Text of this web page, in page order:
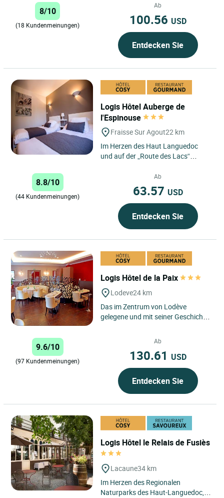
8/10
(18 Kundenmeinungen)
Ab
100.56 USD
Entdecken Sie
Logis Hôtel Auberge de
l'Espinouse
Fraisse Sur Agout22 km
Im Herzen des Haut Languedoc
und auf der „Route des Lacs“
l’Espinouse“ mit einer
traditionellen...
8.8/10
(44 Kundenmeinungen)
Ab
63.57 USD
Entdecken Sie
Logis Hôtel de la Paix
Lodeve24 km
Das im Zentrum von Lodève
gelegene und mit seiner Geschichte
ehemalige Postrelaisstation,...
9.6/10
(97 Kundenmeinungen)
Ab
130.61 USD
Entdecken Sie
Logis Hôtel le Relais de Fusiès
Lacaune34 km
Im Herzen des Regionalen
Naturparks des Haut-Languedoc,